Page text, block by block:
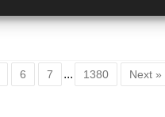
6 7 ... 1380 Next »